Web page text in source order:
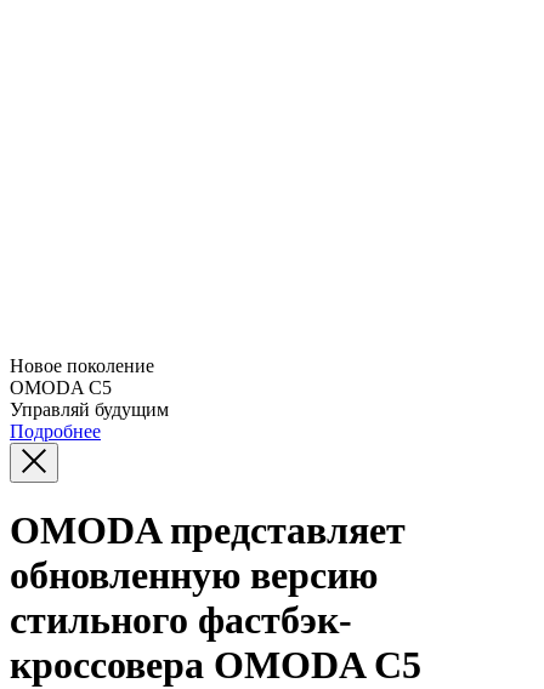
Новое поколение
OMODA C5
Управляй будущим
Подробнее
OMODA представляет
обновленную версию
стильного фастбэк-
кроссовера OMODA C5